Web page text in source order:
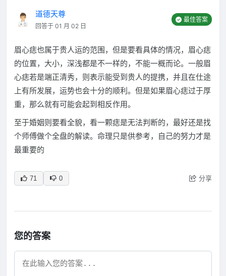
道德天尊
回答于 01 月 02 日
最佳答案
眉心痣也属于贵人运的范围，但是要看具体的情况，眉心痣
的位置，大小，深浅都是不一样的，不能一概而论。一般眉
心痣若是端正清秀，则表示能受到贵人的提携，并且在仕途
上有所发展，运势也会十分的顺利。但是如果眉心痣过于厚
重，那么就有可能会起到相反作用。
至于婚姻则要看全貌，看一颗痣是无法判断的，最好还是找
个师傅做个全盘的解读。命理只是供参考，自己的努力才是
最重要的
71 0 分享
您的答案